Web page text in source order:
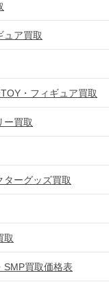
ュア買取
・フィギュア買取
ー買取
ターグッズ買取
取
SMP買取価格表